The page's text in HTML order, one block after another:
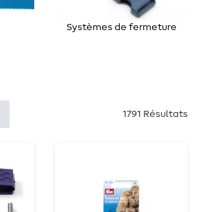
Systèmes de fermeture
1791 Résultats